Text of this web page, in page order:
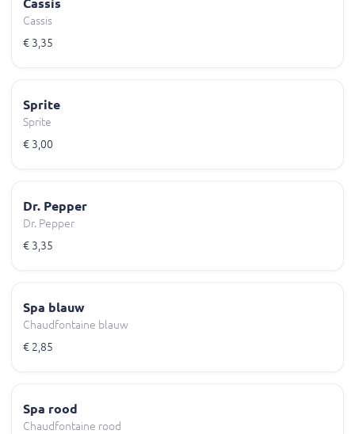
Cassis
Cassis
€ 3,35
Sprite
Sprite
€ 3,00
Dr. Pepper
Dr. Pepper
€ 3,35
Spa blauw
Chaudfontaine blauw
€ 2,85
Spa rood
Chaudfontaine rood